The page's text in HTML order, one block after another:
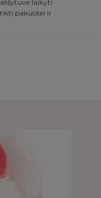
laikyti
pakuotei ir